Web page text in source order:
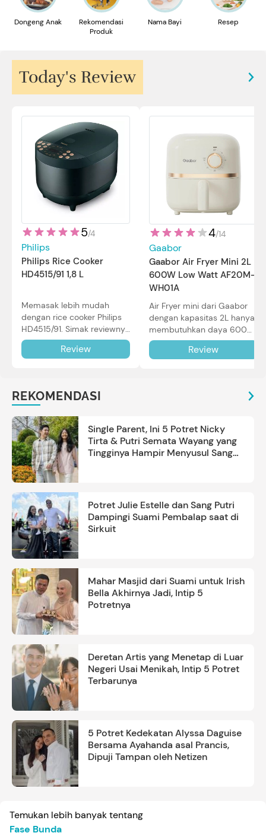
Dongeng Anak
Rekomendasi
Produk
Nama Bayi Resep
Today's Review
5/4
Philips
Philips Rice Cooker
HD4515/91 1,8 L
Memasak lebih mudah
dengan rice cooker Philips
HD4515/91. Simak reviewnya
di sini.
Review
4/14
Gaabor
Gaabor Air Fryer Mini 2L
600W Low Watt AF20M-
WH01A
Air Fryer mini dari Gaabor
dengan kapasitas 2L hanya
membutuhkan daya 600W
dalam pemakaian. Simak
review selengkapnya di sini.
Review
REKOMENDASI
Single Parent, Ini 5 Potret Nicky
Tirta & Putri Semata Wayang yang
Tingginya Hampir Menyusul Sang
Potret Julie Estelle dan Sang Putri
Dampingi Suami Pembalap saat di
Sirkuit
Mahar Masjid dari Suami untuk Irish
Bella Akhirnya Jadi, Intip 5
Potretnya
Deretan Artis yang Menetap di Luar
Negeri Usai Menikah, Intip 5 Potret
Terbarunya
5 Potret Kedekatan Alyssa Daguise
Bersama Ayahanda asal Prancis,
Dipuji Tampan oleh Netizen
Temukan lebih banyak tentang
Fase Bunda